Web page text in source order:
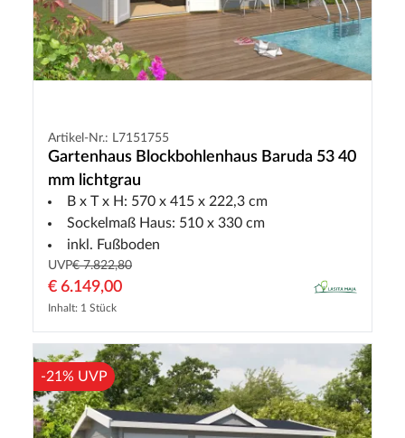
Artikel-Nr.: L7151755
Gartenhaus Blockbohlenhaus Baruda 53 40
mm lichtgrau
B x T x H: 570 x 415 x 222,3 cm
Sockelmaß Haus: 510 x 330 cm
inkl. Fußboden
UVP€ 7.822,80
€ 6.149,00
Inhalt: 1 Stück
-21% UVP